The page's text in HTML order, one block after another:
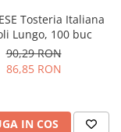
Tosteria Italiana
Lungo, 100 buc
90,29 RON
86,85 RON
IN COS